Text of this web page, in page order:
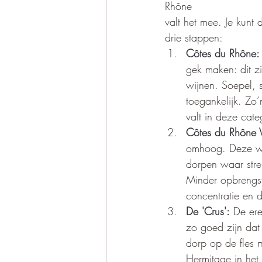
Rhône
valt het mee. Je
drie stappen:
Côtes du Rhône:
gek maken: dit
wijnen. Soepel,
toegankelijk.
valt in deze
Côtes du Rhône
omhoog. Deze
dorpen waar
Minder
concentratie en
De 'Crus': De
zo goed zijn
dorp op de fles
Hermitage in